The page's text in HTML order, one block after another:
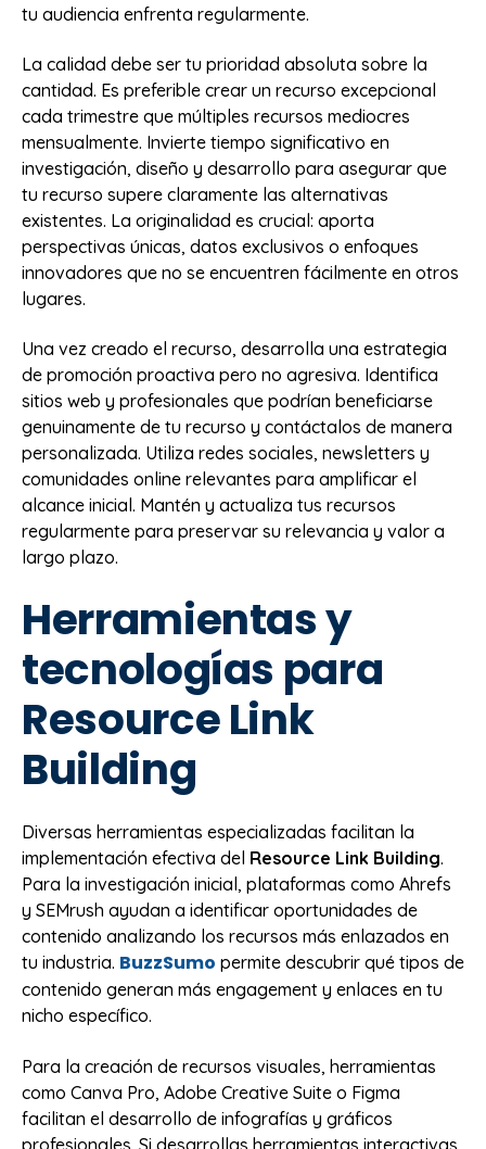
tu audiencia enfrenta regularmente.
La calidad debe ser tu prioridad absoluta sobre la
cantidad. Es preferible crear un recurso excepcional
cada trimestre que múltiples recursos mediocres
mensualmente. Invierte tiempo significativo en
investigación, diseño y desarrollo para asegurar que
tu recurso supere claramente las alternativas
existentes. La originalidad es crucial: aporta
perspectivas únicas, datos exclusivos o enfoques
innovadores que no se encuentren fácilmente en otros
lugares.
Una vez creado el recurso, desarrolla una estrategia
de promoción proactiva pero no agresiva. Identifica
sitios web y profesionales que podrían beneficiarse
genuinamente de tu recurso y contáctalos de manera
personalizada. Utiliza redes sociales, newsletters y
comunidades online relevantes para amplificar el
alcance inicial. Mantén y actualiza tus recursos
regularmente para preservar su relevancia y valor a
largo plazo.
Herramientas y
tecnologías para
Resource Link
Building
Diversas herramientas especializadas facilitan la
implementación efectiva del Resource Link Building.
Para la investigación inicial, plataformas como Ahrefs
y SEMrush ayudan a identificar oportunidades de
contenido analizando los recursos más enlazados en
tu industria. BuzzSumo permite descubrir qué tipos de
contenido generan más engagement y enlaces en tu
nicho específico.
Para la creación de recursos visuales, herramientas
como Canva Pro, Adobe Creative Suite o Figma
facilitan el desarrollo de infografías y gráficos
profesionales. Si desarrollas herramientas interactivas,